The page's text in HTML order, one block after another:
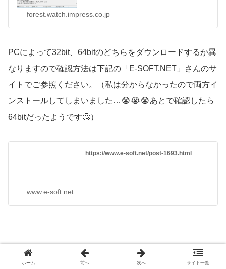
forest.watch.impress.co.jp
PCによって32bit、64bitのどちらをダウンロードするか異
なりますので確認方法は下記の「E-SOFT.NET」さんのサ
イトでご参照ください。（私は分からなかったので両方イ
ンストールしてしまいました…😭😭😭あとで確認したら
64bitだったようです🙄）
https://www.e-soft.net/post-1693.html
www.e-soft.net
FFFTPからサーバーに接続する
ホーム 前へ 次へ サイト一覧